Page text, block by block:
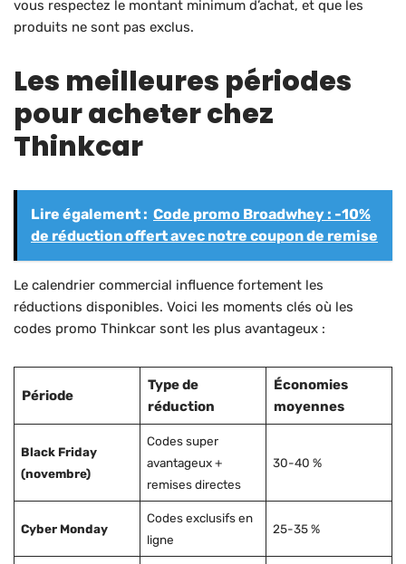
vous respectez le montant minimum d’achat, et que les
produits ne sont pas exclus.
Les meilleures périodes
pour acheter chez
Thinkcar
Lire également : Code promo Broadwhey : -10%
de réduction offert avec notre coupon de remise
Le calendrier commercial influence fortement les
réductions disponibles. Voici les moments clés où les
codes promo Thinkcar sont les plus avantageux :
Période
Type de
réduction
Économies
moyennes
Black Friday
(novembre)
Codes super
avantageux +
remises directes
30-40 %
Cyber Monday
Codes exclusifs en
ligne
25-35 %